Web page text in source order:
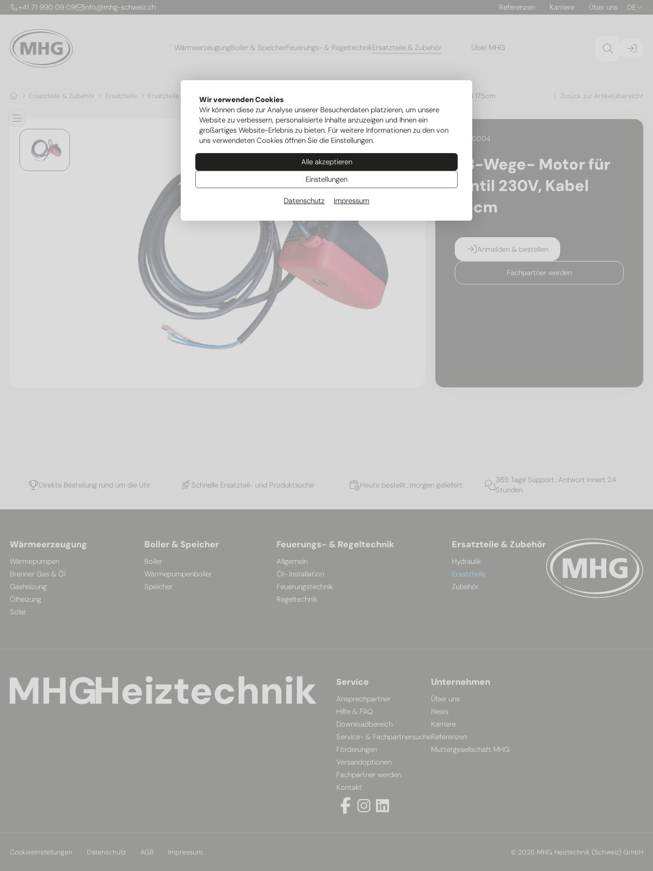
Wir verwenden Cookies
Wir können diese zur Analyse unserer Besucherdaten platzieren, um unsere
Website zu verbessern, personalisierte Inhalte anzuzeigen und Ihnen ein
großartiges Website-Erlebnis zu bieten. Für weitere Informationen zu den von
uns verwendeten Cookies öffnen Sie die Einstellungen.
Alle akzeptieren
Einstellungen
Datenschutz Impressum
+41 71 990 09 09 info@mhg-schweiz.ch Referenzen Karriere Über uns DE
WärmeerzeugungBoiler & SpeicherFeuerungs- & RegeltechnikErsatzteile & Zubehör Über MHG
Ersatzteile & Zubehör Ersatzteile Ersatzteile Wärmepumpen Ersatzteile Ovum Wärmepumpen 2/3-Wege- Motor für Ventil 230V, Kabel 175cm Zurück zur Artikelübersicht
29.01130004
2/3-Wege- Motor für
Ventil 230V, Kabel
175cm
Anmelden & bestellen
Fachpartner werden
Direkte Bestellung rund um die Uhr Schnelle Ersatzteil- und Produktsuche Heute bestellt, morgen geliefert
365 Tage Support, Antwort innert 24
Stunden
Wärmeerzeugung
Wärmepumpen
Brenner Gas & Öl
Gasheizung
Ölheizung
Solar
Boiler & Speicher
Boiler
Wärmepumpenboiler
Speicher
Feuerungs- & Regeltechnik
Allgemein
Öl- Installation
Feuerungstechnik
Regeltechnik
Ersatzteile & Zubehör
Hydraulik
Ersatzteile
Zubehör
Service
Ansprechpartner
Hilfe & FAQ
Downloadbereich
Service- & Fachpartnersuche
Förderungen
Versandoptionen
Fachpartner werden
Kontakt
Unternehmen
Über uns
News
Karriere
Referenzen
Muttergesellschaft MHG
Cookieeinstellungen Datenschutz AGB Impressum © 2026 MHG Heiztechnik (Schweiz) GmbH